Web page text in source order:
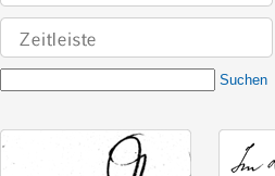
Suchen